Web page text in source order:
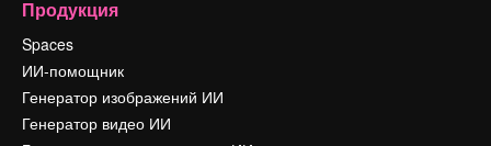
Продукция
Spaces
ИИ-помощник
Генератор изображений ИИ
Генератор видео ИИ